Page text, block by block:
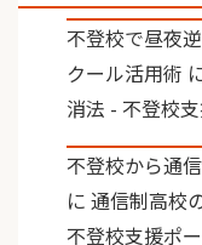
不登校で昼夜
クール活用術
消法 - 不登校
不登校から通
に 通信制高校
不登校支援ポ